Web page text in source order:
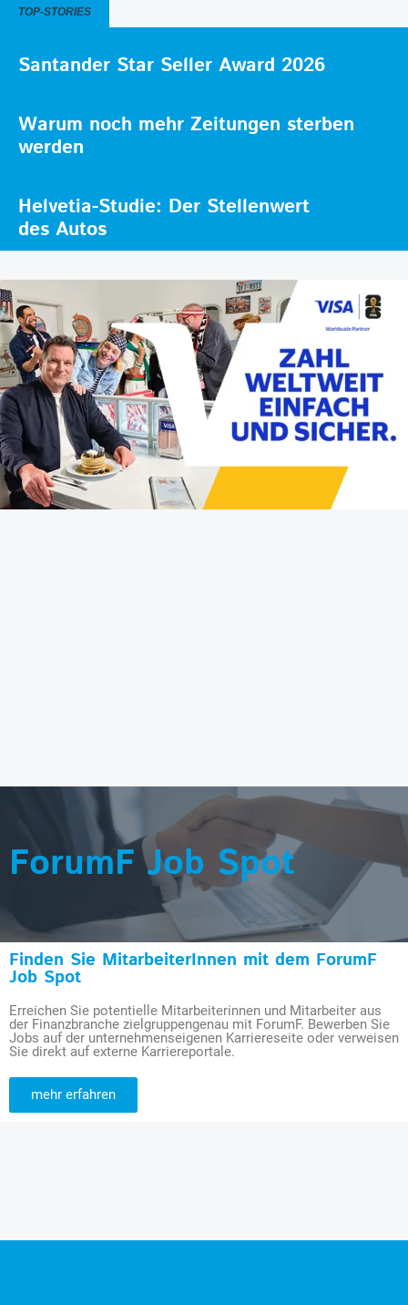
TOP-STORIES
Santander Star Seller Award 2026
Warum noch mehr Zeitungen sterben
werden
Helvetia-Studie: Der Stellenwert
des Autos
ForumF Job Spot
Finden Sie MitarbeiterInnen mit dem ForumF
Job Spot
Erreichen Sie potentielle Mitarbeiterinnen und Mitarbeiter aus
der Finanzbranche zielgruppengenau mit ForumF. Bewerben Sie
Jobs auf der unternehmenseigenen Karriereseite oder verweisen
Sie direkt auf externe Karriereportale.
mehr erfahren